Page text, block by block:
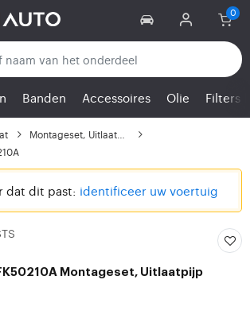
Banden Accessoires Olie Filters
dat dit past: identificeer uw voertuig
Montageset, Uitlaatpijp